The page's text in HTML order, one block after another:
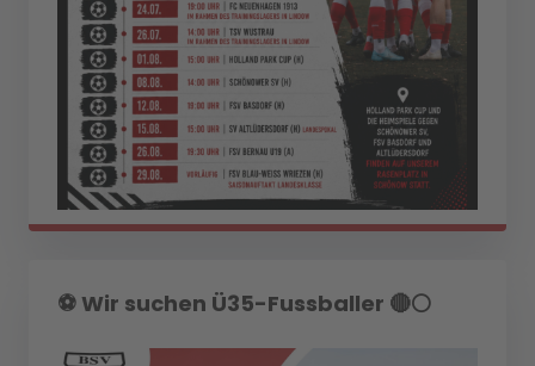
⚽️ Wir suchen Ü35-Fussballer 🔴⚪️